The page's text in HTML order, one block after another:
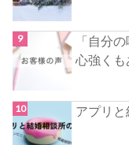
「自分
心強くも
アプリ